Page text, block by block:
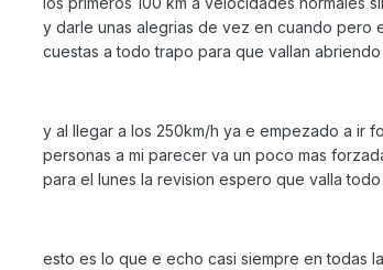
y darle unas alegrias de vez en cuando pero
cuestas a todo trapo para que vallan abriendo
y al llegar a los 250km/h ya e empezado a ir
personas a mi parecer va un poco mas
para el lunes la revision espero que valla
esto es lo que e echo casi siempre en todas